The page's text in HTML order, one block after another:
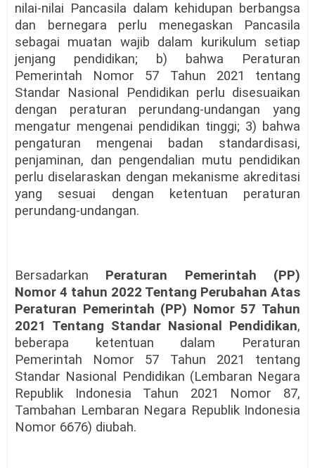
nilai-nilai Pancasila dalam kehidupan berbangsa
dan bernegara perlu menegaskan Pancasila
sebagai muatan wajib dalam kurikulum setiap
jenjang pendidikan; b) bahwa Peraturan
Pemerintah Nomor 57 Tahun 2021 tentang
Standar Nasional Pendidikan perlu disesuaikan
dengan peraturan perundang-undangan yang
mengatur mengenai pendidikan tinggi; 3) bahwa
pengaturan mengenai badan standardisasi,
penjaminan, dan pengendalian mutu pendidikan
perlu diselaraskan dengan mekanisme akreditasi
yang sesuai dengan ketentuan peraturan
perundang-undangan.
Bersadarkan Peraturan Pemerintah (PP)
Nomor 4 tahun 2022 Tentang Perubahan Atas
Peraturan Pemerintah (PP) Nomor 57 Tahun
2021 Tentang Standar Nasional Pendidikan,
beberapa ketentuan dalam Peraturan
Pemerintah Nomor 57 Tahun 2021 tentang
Standar Nasional Pendidikan (Lembaran Negara
Republik Indonesia Tahun 2021 Nomor 87,
Tambahan Lembaran Negara Republik Indonesia
Nomor 6676) diubah.